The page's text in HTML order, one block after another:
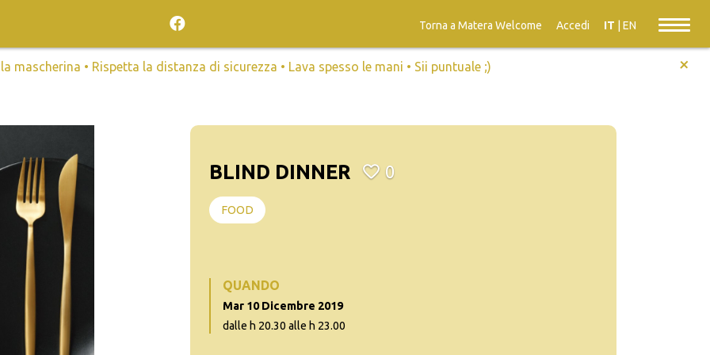
Torna a Matera Welcome Accedi IT EN
la mascherina • Rispetta la distanza di sicurezza • Lava spesso le mani • Sii puntuale ;) +
BLIND DINNER 0
FOOD
QUANDO
Mar 10 Dicembre 2019
dalle h 20.30 alle h 23.00